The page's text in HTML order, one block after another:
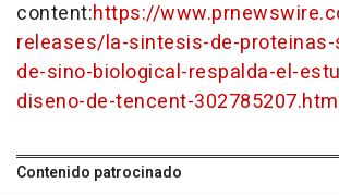
content:https://
releases/la-sintesis-de-
de-sino-biological-respalda-el-
diseno-de-tencent-
Contenido patrocinado